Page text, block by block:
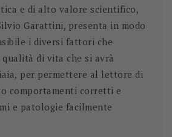
e di alto valore scientifico,
Garattini, presenta in modo
i diversi fattori che
di vita che si avrà
per permettere al lettore di
comportamenti corretti e
e patologie facilmente